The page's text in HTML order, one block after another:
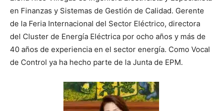
en Finanzas y Sistemas de Gestión de Calidad. Gerente
de la Feria Internacional del Sector Eléctrico, directora
del Cluster de Energía Eléctrica por ocho años y más de
40 años de experiencia en el sector energía. Como Vocal
de Control ya ha hecho parte de la Junta de EPM.